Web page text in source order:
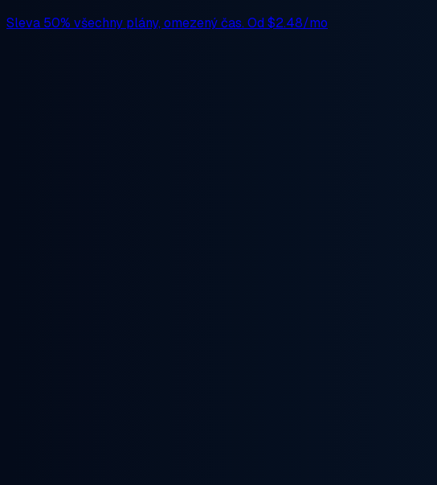
Sleva 50% všechny plány, omezený čas. Od $2.48/mo